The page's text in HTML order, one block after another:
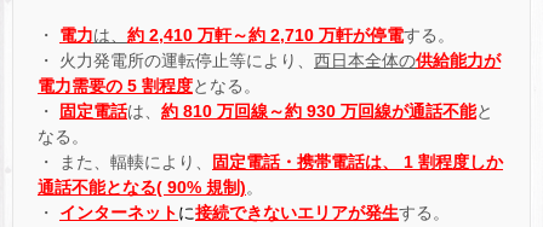
・ 電力は、 約 2,410 万軒～約 2,710 万軒が停電する。
・ 火力発電所の運転停止等により、 西日本全体の供給能力が
電力需要の 5 割程度となる。
・
固定電話は、 約 810 万回線～約 930 万回線が通話不能と
なる。
・ また、輻輳により、
固定電話・携帯電話は、 1 割程度しか
通話不能となる( 90% 規制)。
・ インターネットに接続できないエリアが発生する。